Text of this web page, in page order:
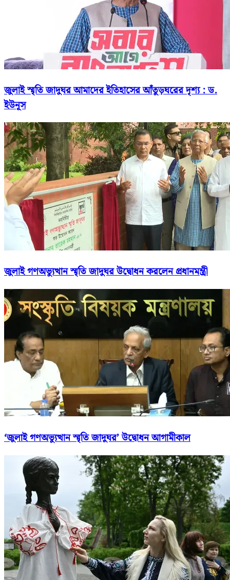
জুলাই স্মৃতি জাদুঘর আমাদের ইতিহাসের আঁতুড়ঘরের দৃশ্য : ড.
ইউনূস
জুলাই গণঅভ্যুত্থান স্মৃতি জাদুঘর উদ্বোধন করলেন প্রধানমন্ত্রী
‘জুলাই গণঅভ্যুত্থান স্মৃতি জাদুঘর’ উদ্বোধন আগামীকাল